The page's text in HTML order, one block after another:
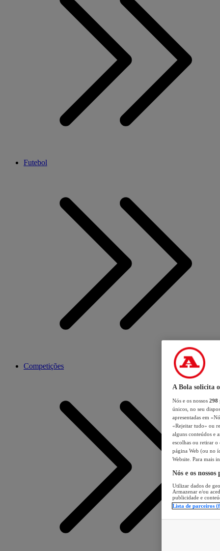
Futebol
Competições
A Bola solicita
Nós e os nossos 298
únicos, no seu
apresentadas em
«Rejeitar tudo» ou
alguns conteúdos e
escolhas ou retirar
página Web (ou no
Website. Para mais
Nós e os
Utilizar dados de
Armazenar e/ou
publicidade e
Lista de parceiros